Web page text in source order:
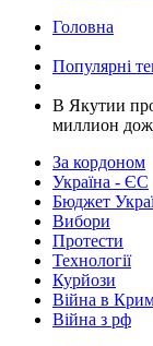
Головна
Популярні
В Якутии
миллион
За кордоном
Україна - ЄС
Бюджет
Вибори
Протести
Технології
Курйози
Війна в
Війна з рф